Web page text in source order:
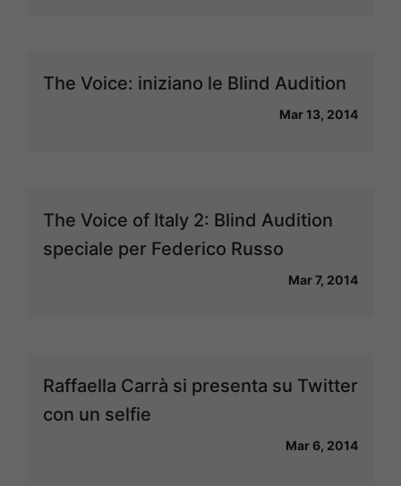
The Voice: iniziano le Blind Audition
Mar 13, 2014
The Voice of Italy 2: Blind Audition
speciale per Federico Russo
Mar 7, 2014
Raffaella Carrà si presenta su Twitter
con un selfie
Mar 6, 2014